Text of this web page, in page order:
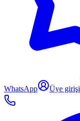
WhatsApp Üye girişi